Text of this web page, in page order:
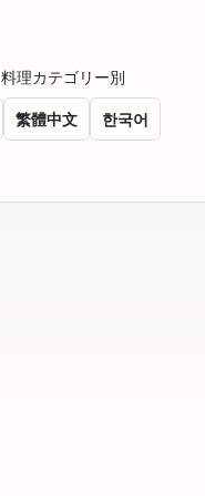
料理カテゴリー別
繁體中文 한국어